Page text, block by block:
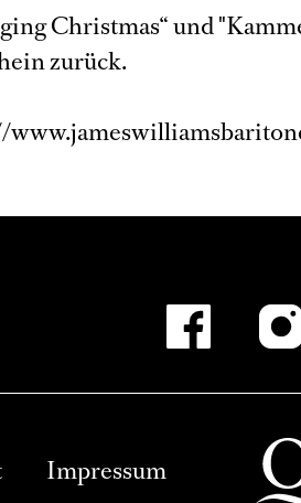
Christmas“ und
zurück.
Impressum